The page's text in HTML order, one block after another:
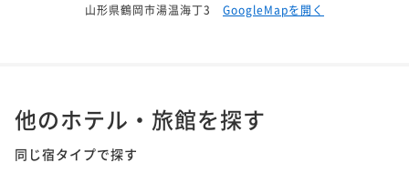
山形県鶴岡市湯温海丁3 GoogleMapを開く
他のホテル・旅館を探す
同じ宿タイプで探す